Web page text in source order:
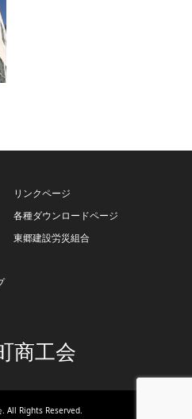
リンクページ
各種ダウンロードページ
東郷建設労災組合
商工会
. All Rights Reserved.